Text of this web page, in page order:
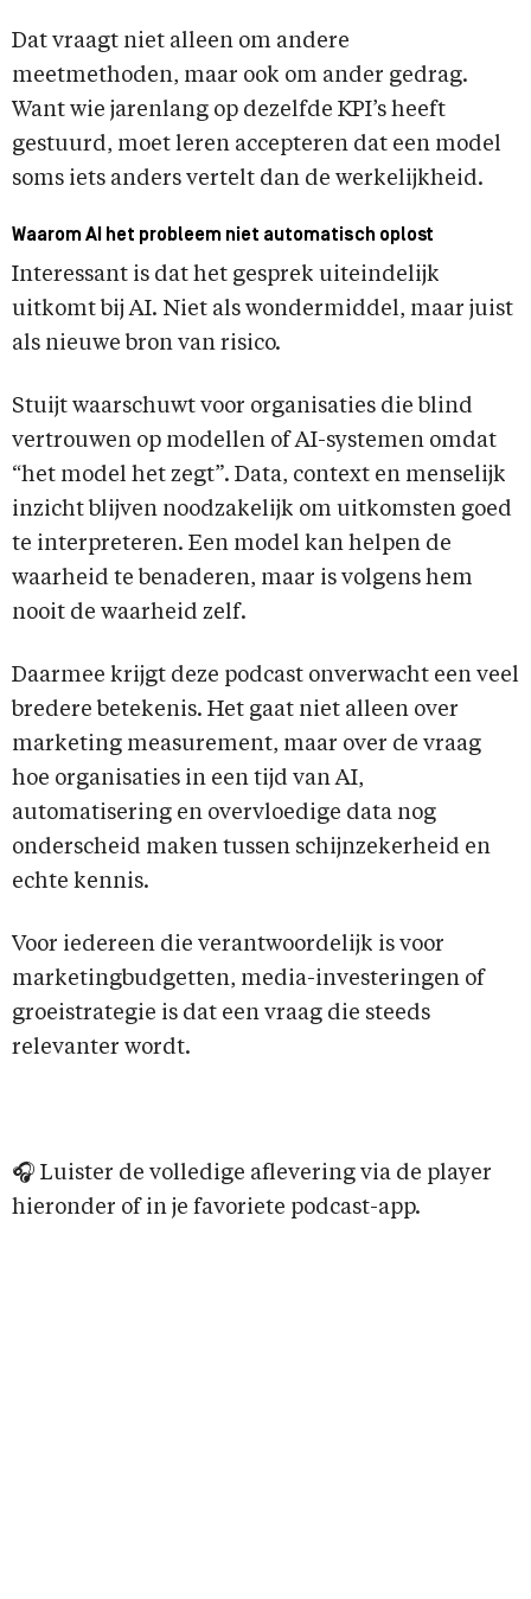
Dat vraagt niet alleen om andere
meetmethoden, maar ook om ander gedrag.
Want wie jarenlang op dezelfde KPI’s heeft
gestuurd, moet leren accepteren dat een model
soms iets anders vertelt dan de werkelijkheid.
Waarom AI het probleem niet automatisch oplost
Interessant is dat het gesprek uiteindelijk
uitkomt bij AI. Niet als wondermiddel, maar juist
als nieuwe bron van risico.
Stuijt waarschuwt voor organisaties die blind
vertrouwen op modellen of AI-systemen omdat
“het model het zegt”. Data, context en menselijk
inzicht blijven noodzakelijk om uitkomsten goed
te interpreteren. Een model kan helpen de
waarheid te benaderen, maar is volgens hem
nooit de waarheid zelf.
Daarmee krijgt deze podcast onverwacht een veel
bredere betekenis. Het gaat niet alleen over
marketing measurement, maar over de vraag
hoe organisaties in een tijd van AI,
automatisering en overvloedige data nog
onderscheid maken tussen schijnzekerheid en
echte kennis.
Voor iedereen die verantwoordelijk is voor
marketingbudgetten, media-investeringen of
groeistrategie is dat een vraag die steeds
relevanter wordt.
🎧 Luister de volledige aflevering via de player
hieronder of in je favoriete podcast-app.